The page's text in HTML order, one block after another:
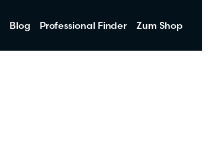
Blog Professional Finder Zum Shop